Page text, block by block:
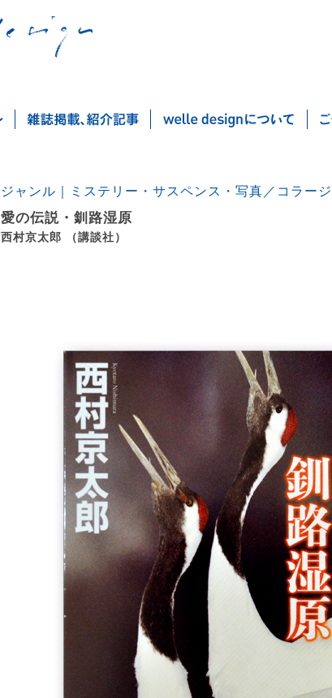
ジャンル｜ミステリー・サスペンス・写真／コラージ
愛の伝説・釧路湿原
西村京太郎 （講談社）